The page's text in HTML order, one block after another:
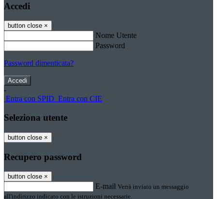
Accedi
button close ×
Nome Utente
Password
Password dimenticata?
-
Entra con SPID Entra con CIE
Seleziona utente
button close ×
Recupero password
button close ×
E-mail Verrà inviato un messaggio
all'indirizzo indicato con le istruzioni necessarie.